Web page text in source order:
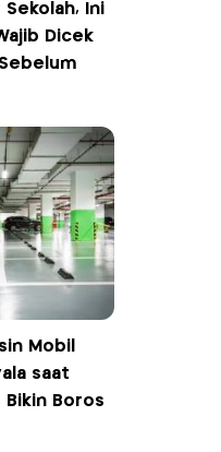
Sekolah, Ini
Dicek
Mobil
saat
Bikin Boros